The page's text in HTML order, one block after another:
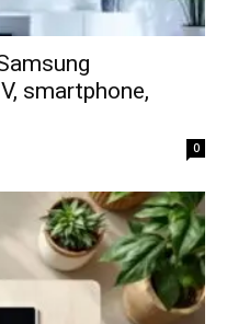
smartphone,
0